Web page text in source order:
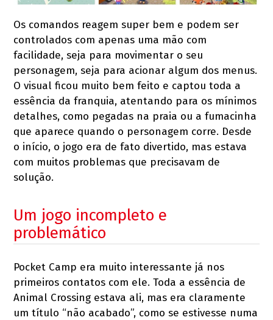
Os comandos reagem super bem e podem ser
controlados com apenas uma mão com
facilidade, seja para movimentar o seu
personagem, seja para acionar algum dos menus.
O visual ficou muito bem feito e captou toda a
essência da franquia, atentando para os mínimos
detalhes, como pegadas na praia ou a fumacinha
que aparece quando o personagem corre. Desde
o início, o jogo era de fato divertido, mas estava
com muitos problemas que precisavam de
solução.
Um jogo incompleto e
problemático
Pocket Camp era muito interessante já nos
primeiros contatos com ele. Toda a essência de
Animal Crossing estava ali, mas era claramente
um título “não acabado”, como se estivesse numa